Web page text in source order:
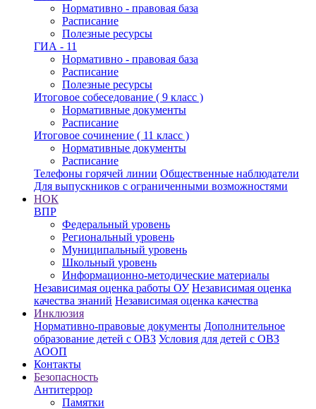
Нормативно - правовая база
Расписание
Полезные ресурсы
ГИА - 11
Нормативно - правовая база
Расписание
Полезные ресурсы
Итоговое собеседование ( 9 класс )
Нормативные документы
Расписание
Итоговое сочинение ( 11 класс )
Нормативные документы
Расписание
Телефоны горячей линии Общественные наблюдатели
Для выпускников с ограниченными возможностями
НОК
ВПР
Федеральный уровень
Региональный уровень
Муниципальный уровень
Школьный уровень
Информационно-методические материалы
Независимая оценка работы ОУ Независимая оценка
качества знаний Независимая оценка качества
Инклюзия
Нормативно-правовые документы Дополнительное
образование детей с ОВЗ Условия для детей с ОВЗ
АООП
Контакты
Безопасность
Антитеррор
Памятки